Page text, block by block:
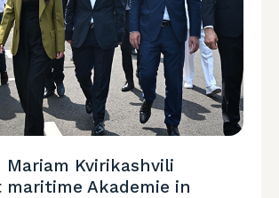
Kvirikashvili
Akademie in